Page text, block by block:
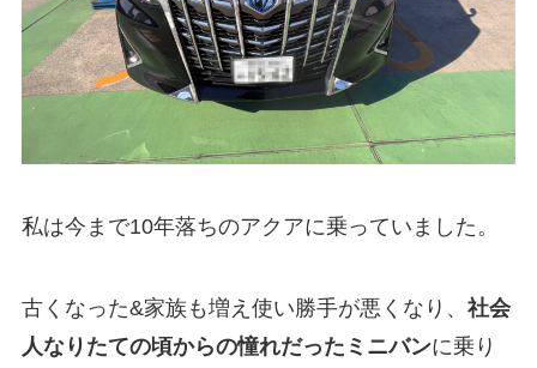
私は今まで10年落ちのアクアに乗っていました。
古くなった&家族も増え使い勝手が悪くなり、 社会
人なりたての頃からの憧れだったミニバンに乗り